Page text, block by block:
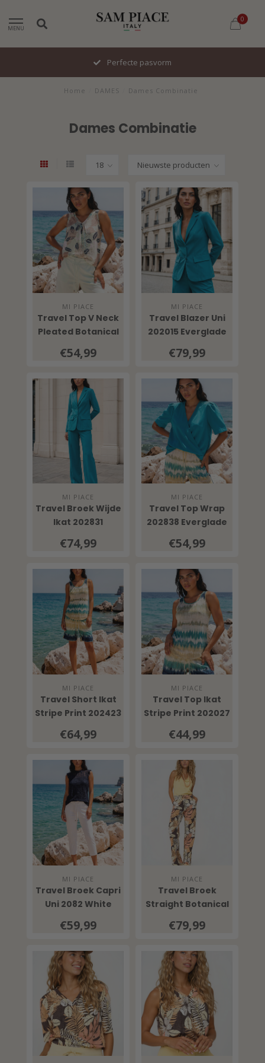
MENU
0
Perfecte pasvorm
Home DAMES Dames Combinatie
Dames Combinatie
MI PIACE
Travel Top V Neck
Pleated Botanical
Pistachio
€54,99
MI PIACE
Travel Blazer Uni
202015 Everglade
€79,99
MI PIACE
Travel Broek Wijde
Ikat 202831
€74,99
MI PIACE
Travel Top Wrap
202838 Everglade
€54,99
MI PIACE
Travel Short Ikat
Stripe Print 202423
€64,99
MI PIACE
Travel Top Ikat
Stripe Print 202027
€44,99
MI PIACE
Travel Broek Capri
Uni 2082 White
€59,99
MI PIACE
Travel Broek
Straight Botanical
202089
€79,99